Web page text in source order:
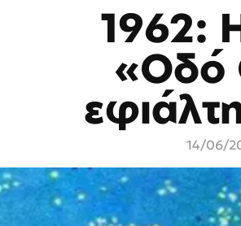
1962:
«Οδό
14/06/